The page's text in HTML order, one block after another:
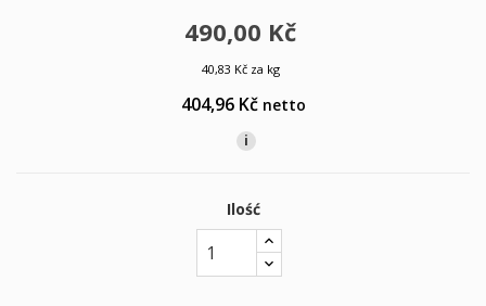
490,00 Kč
40,83 Kč za kg
404,96 Kč netto
i
Ilość